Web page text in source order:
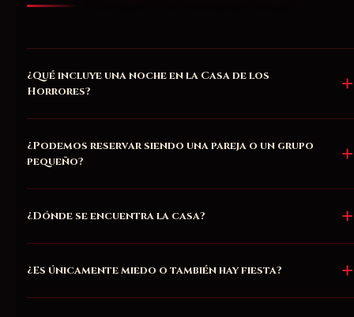
¿Qué incluye una noche en la Casa de los
Horrores?
¿Podemos reservar siendo una pareja o un grupo
pequeño?
¿Dónde se encuentra la casa?
¿Es únicamente miedo o también hay fiesta?